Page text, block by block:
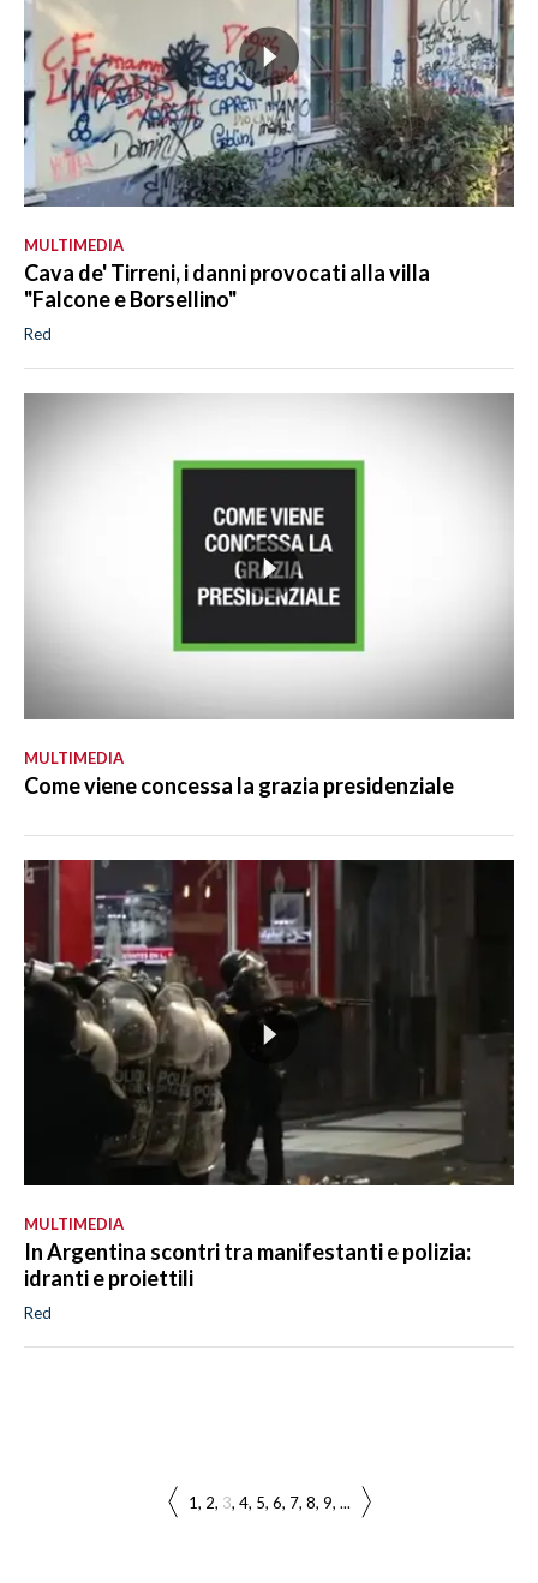
MULTIMEDIA
Cava de' Tirreni, i danni provocati alla villa
"Falcone e Borsellino"
Red
MULTIMEDIA
Come viene concessa la grazia presidenziale
MULTIMEDIA
In Argentina scontri tra manifestanti e polizia:
idranti e proiettili
Red
1 2 3 4 5 6 7 8 9 ...